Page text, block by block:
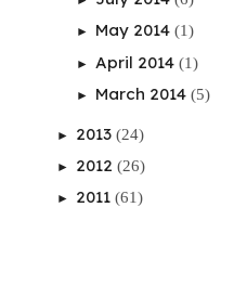
► May 2014 (1)
► April 2014 (1)
► March 2014 (5)
► 2013 (24)
► 2012 (26)
► 2011 (61)